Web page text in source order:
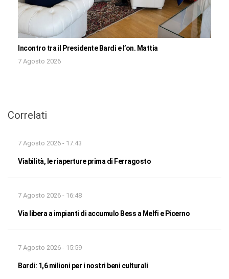
Incontro tra il Presidente Bardi e l’on. Mattia
7 Agosto 2026
Correlati
7 Agosto 2026 - 17:43
Viabilità, le riaperture prima di Ferragosto
7 Agosto 2026 - 16:48
Via libera a impianti di accumulo Bess a Melfi e Picerno
7 Agosto 2026 - 15:59
Bardi: 1,6 milioni per i nostri beni culturali